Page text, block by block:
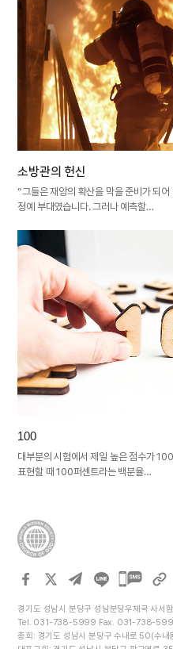
소방관의 헌신
“그들은 재앙의 확산을 막을 준비가 되
정예 부대였습니다. 그러나 예측할…
100
대부분의 시험에서 제일 높은 점수가
표현할 때 100퍼센트라는 백분율…
경기도 성남시 분당구 성남분당우체국 사서
Tel. 031-738-5999 Fax. 031-738-
총회: 경기도 성남시 분당구 수내로 50(수내